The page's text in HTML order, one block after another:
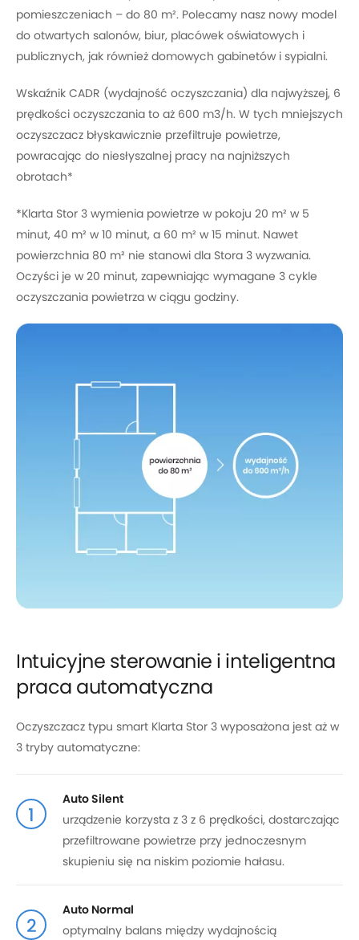
pomieszczeniach – do 80 m². Polecamy nasz nowy model
do otwartych salonów, biur, placówek oświatowych i
publicznych, jak również domowych gabinetów i sypialni.
Wskaźnik CADR (wydajność oczyszczania) dla najwyższej, 6
prędkości oczyszczania to aż 600 m3/h. W tych mniejszych
oczyszczacz błyskawicznie przefiltruje powietrze,
powracając do niesłyszalnej pracy na najniższych
obrotach*
*Klarta Stor 3 wymienia powietrze w pokoju 20 m² w 5
minut, 40 m² w 10 minut, a 60 m² w 15 minut. Nawet
powierzchnia 80 m² nie stanowi dla Stora 3 wyzwania.
Oczyści je w 20 minut, zapewniając wymagane 3 cykle
oczyszczania powietrza w ciągu godziny.
Intuicyjne sterowanie i inteligentna
praca automatyczna
Oczyszczacz typu smart Klarta Stor 3 wyposażona jest aż w
3 tryby automatyczne:
1
Auto Silent
urządzenie korzysta z 3 z 6 prędkości, dostarczając
przefiltrowane powietrze przy jednoczesnym
skupieniu się na niskim poziomie hałasu.
2
Auto Normal
optymalny balans między wydajnością